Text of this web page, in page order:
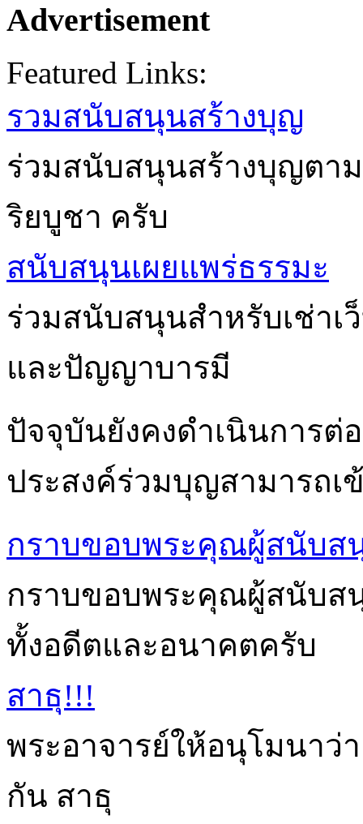
Advertisement
Featured Links:
รวมสนับสนุนสร้างบุญ
ร่วมสนับสนุนสร้างบุญตา
ริยบูชา ครับ
สนับสนุนเผยแพร่ธรรมะ
ร่วมสนับสนุนสำหรับเช่าเ
และปัญญาบารมี
ปัจจุบันยังคงดำเนินการต่
ประสงค์ร่วมบุญสามารถเ
กราบขอบพระคุณผู้สนับส
กราบขอบพระคุณผู้สนับส
ทั้งอดีตและอนาคตครับ
สาธุ!!!
พระอาจารย์ให้อนุโมนาว่
กัน สาธุ